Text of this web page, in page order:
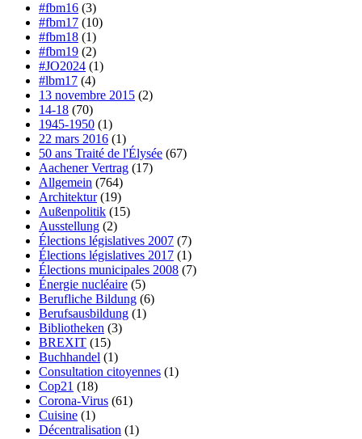
#fbm16 (3)
#fbm17 (10)
#fbm18 (1)
#fbm19 (2)
#JO2024 (1)
#lbm17 (4)
13 novembre 2015 (2)
14-18 (70)
1945-1950 (1)
22 mars 2016 (1)
50 ans Traité de l'Élysée (67)
Aachener Vertrag (17)
Allgemein (764)
Architektur(19)
Außenpolitik (15)
Ausstellung (2)
Élections législatives 2007 (7)
Élections législatives 2017 (1)
Élections municipales 2008 (7)
Énergie nucléaire (5)
Berufliche Bildung (6)
Berufsausbildung (1)
Bibliotheken (3)
BREXIT (15)
Buchhandel (1)
Consultation citoyennes (1)
Cop21 (18)
Corona-Virus (61)
Cuisine (1)
Décentralisation (1)